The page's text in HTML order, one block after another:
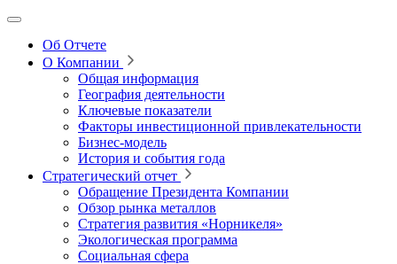
Об Отчете
О Компании
Общая информация
География деятельности
Ключевые показатели
Факторы инвестиционной привлекательности
Бизнес-модель
История и события года
Стратегический отчет
Обращение Президента Компании
Обзор рынка металлов
Стратегия развития «Норникеля»
Экологическая программа
Социальная сфера